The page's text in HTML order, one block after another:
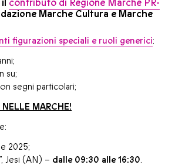
ilcontributo di Regione Marche PR-
Marche Cultura e Marche
figurazioni speciali e ruoli generici:
su;
segni particolari;
MARCHE!
2025;
Jesi (AN) – dalle 09:30 alle 16:30.